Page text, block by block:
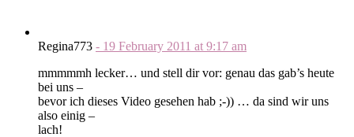
Regina773 - 19 February 2011 at 9:17 am
mmmmmh lecker… und stell dir vor: genau das gab’s heute
bei uns –
bevor ich dieses Video gesehen hab ;-)) … da sind wir uns
also einig –
lach!